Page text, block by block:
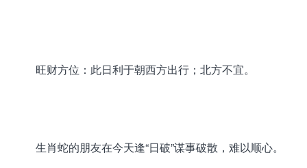
旺财方位：此日利于朝西方出行；北方不宜。
生肖蛇的朋友在今天逢“日破”谋事破散，难以顺心。